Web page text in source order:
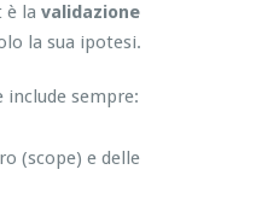
è la validazione
la sua ipotesi.
include sempre:
(scope) e delle